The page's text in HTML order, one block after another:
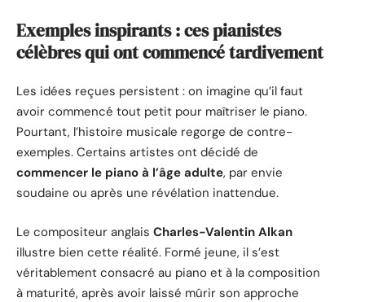
Exemples inspirants : ces pianistes
célèbres qui ont commencé tardivement
Les idées reçues persistent : on imagine qu’il faut
avoir commencé tout petit pour maîtriser le piano.
Pourtant, l’histoire musicale regorge de contre-
exemples. Certains artistes ont décidé de
commencer le piano à l’âge adulte, par envie
soudaine ou après une révélation inattendue.
Le compositeur anglais Charles-Valentin Alkan
illustre bien cette réalité. Formé jeune, il s’est
véritablement consacré au piano et à la composition
à maturité, après avoir laissé mûrir son approche